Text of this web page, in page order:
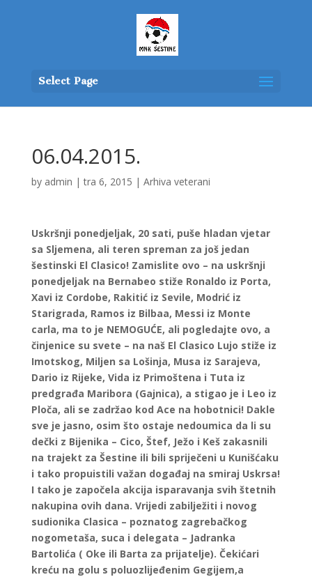
Select Page
06.04.2015.
by admin |tra 6, 2015 | Arhiva veterani
Uskršnji ponedjeljak, 20 sati, puše hladan vjetar
sa Sljemena, ali teren spreman za još jedan
šestinski El Clasico! Zamislite ovo – na uskršnji
ponedjeljak na Bernabeo stiže Ronaldo iz Porta,
Xavi iz Cordobe, Rakitić iz Sevile, Modrić iz
Starigrada, Ramos iz Bilbaa, Messi iz Monte
carla, ma to je NEMOGUĆE, ali pogledajte ovo, a
činjenice su svete – na naš El Clasico Lujo stiže iz
Imotskog, Miljen sa Lošinja, Musa iz Sarajeva,
Dario iz Rijeke, Vida iz Primoštena i Tuta iz
predgrađa Maribora (Gajnica), a stigao je i Leo iz
Ploča, ali se zadržao kod Ace na hobotnici! Dakle
sve je jasno, osim što ostaje nedoumica da li su
dečki z Bijenika – Cico, Štef, Ježo i Keš zakasnili
na trajekt za Šestine ili bili spriječeni u Kunišćaku
i tako propuistili važan događaj na smiraj Uskrsa!
I tako je započela akcija isparavanja svih štetnih
nakupina ovih dana. Vrijedi zabilježiti i novog
sudionika Clasica – poznatog zagrebačkog
nogometaša, suca i delegata – Jadranka
Bartolića ( Oke ili Barta za prijatelje). Čekićari
kreću na golu s poluozlijeđenim Gegijem,a